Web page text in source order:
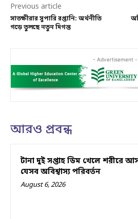
Previous article
সাতক্ষীরার সুপারি রপ্তানি: অর্থনীতি
গড়ে তুলছে নতুন দিগন্ত
- Advertisement -
আরও প্রবন্ধ
টানা দুই সপ্তাহ ডিম খেলে শরীরে
যেসব অবিশ্বাস্য পরিবর্তন
August 6, 2026